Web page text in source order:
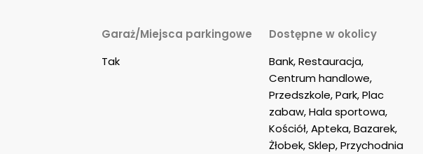
Garaż/Miejsca parkingowe
Tak
Dostępne w okolicy
Bank, Restauracja,
Centrum handlowe,
Przedszkole, Park, Plac
zabaw, Hala sportowa,
Kościół, Apteka, Bazarek,
Żłobek, Sklep, Przychodnia